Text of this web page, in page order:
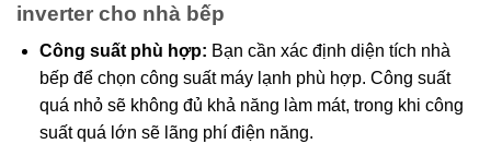
inverter cho nhà bếp
Công suất phù hợp: Bạn cần xác định diện tích nhà
bếp để chọn công suất máy lạnh phù hợp. Công suất
quá nhỏ sẽ không đủ khả năng làm mát, trong khi công
suất quá lớn sẽ lãng phí điện năng.